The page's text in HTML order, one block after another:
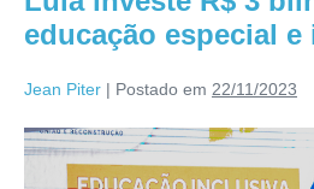
educação especial
Jean Piter | Postado em 22/11/2023